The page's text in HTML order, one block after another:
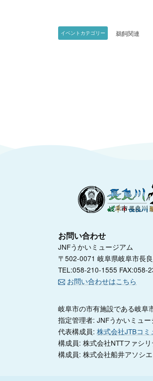
イベントカテゴリー 鵜飼関連
お問い合わせ
JNFうかいミュージアム
〒502-0071 岐阜県岐阜市長
TEL:058-210-1555 FAX:058-
お問い合わせはこちら
岐阜市の市有施設である岐阜
指定管理者: JNFうかいミュー
代表構成員: 株式会社JTBコ
構成員: 株式会社NTTファシ
構成員: 株式会社船井アソシ